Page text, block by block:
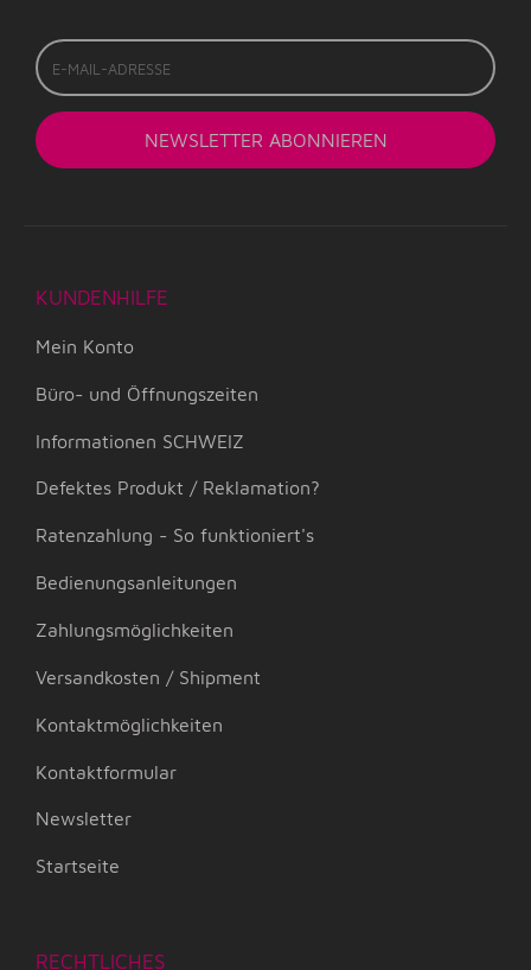
E-
Mail-
Adresse
NEWSLETTER ABONNIEREN
KUNDENHILFE
Mein Konto
Büro- und Öffnungszeiten
Informationen SCHWEIZ
Defektes Produkt / Reklamation?
Ratenzahlung - So funktioniert's
Bedienungsanleitungen
Zahlungsmöglichkeiten
Versandkosten / Shipment
Kontaktmöglichkeiten
Kontaktformular
Newsletter
Startseite
RECHTLICHES